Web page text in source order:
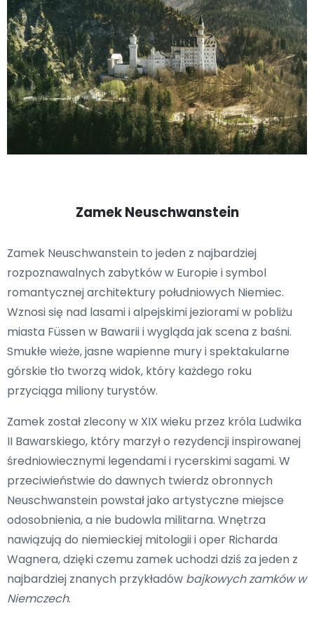
Zamek Neuschwanstein
Zamek Neuschwanstein to jeden z najbardziej
rozpoznawalnych zabytków w Europie i symbol
romantycznej architektury południowych Niemiec.
Wznosi się nad lasami i alpejskimi jeziorami w pobliżu
miasta Füssen w Bawarii i wygląda jak scena z baśni.
Smukłe wieże, jasne wapienne mury i spektakularne
górskie tło tworzą widok, który każdego roku
przyciąga miliony turystów.
Zamek został zlecony w XIX wieku przez króla Ludwika
II Bawarskiego, który marzył o rezydencji inspirowanej
średniowiecznymi legendami i rycerskimi sagami. W
przeciwieństwie do dawnych twierdz obronnych
Neuschwanstein powstał jako artystyczne miejsce
odosobnienia, a nie budowla militarna. Wnętrza
nawiązują do niemieckiej mitologii i oper Richarda
Wagnera, dzięki czemu zamek uchodzi dziś za jeden z
najbardziej znanych przykładów bajkowych zamków w
Niemczech.